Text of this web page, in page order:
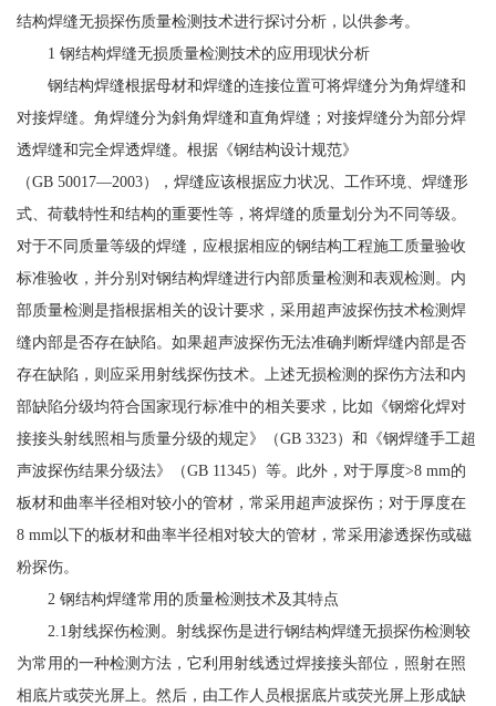
结构焊缝无损探伤质量检测技术进行探讨分析，以供参考。
1 钢结构焊缝无损质量检测技术的应用现状分析
钢结构焊缝根据母材和焊缝的连接位置可将焊缝分为角焊缝和
对接焊缝。角焊缝分为斜角焊缝和直角焊缝；对接焊缝分为部分焊
透焊缝和完全焊透焊缝。根据《钢结构设计规范》
（GB 50017―2003），焊缝应该根据应力状况、工作环境、焊缝形
式、荷载特性和结构的重要性等，将焊缝的质量划分为不同等级。
对于不同质量等级的焊缝，应根据相应的钢结构工程施工质量验收
标准验收，并分别对钢结构焊缝进行内部质量检测和表观检测。内
部质量检测是指根据相关的设计要求，采用超声波探伤技术检测焊
缝内部是否存在缺陷。如果超声波探伤无法准确判断焊缝内部是否
存在缺陷，则应采用射线探伤技术。上述无损检测的探伤方法和内
部缺陷分级均符合国家现行标准中的相关要求，比如《钢熔化焊对
接接头射线照相与质量分级的规定》（GB 3323）和《钢焊缝手工超
声波探伤结果分级法》（GB 11345）等。此外，对于厚度>8 mm的
板材和曲率半径相对较小的管材，常采用超声波探伤；对于厚度在
8 mm以下的板材和曲率半径相对较大的管材，常采用渗透探伤或磁
粉探伤。
2 钢结构焊缝常用的质量检测技术及其特点
2.1射线探伤检测。射线探伤是进行钢结构焊缝无损探伤检测较
为常用的一种检测方法，它利用射线透过焊接接头部位，照射在照
相底片或荧光屏上。然后，由工作人员根据底片或荧光屏上形成缺